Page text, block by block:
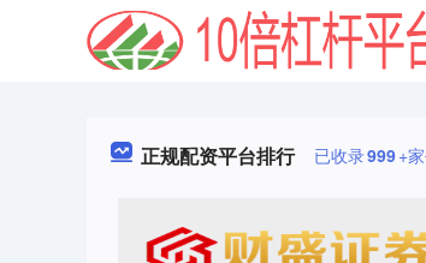
正规配资平台排行 已收录999+